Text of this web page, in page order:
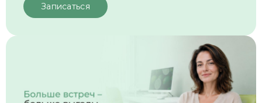
Записаться